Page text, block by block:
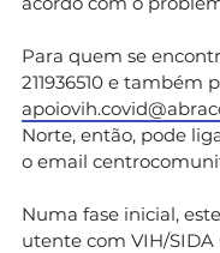
Para quem se
211936510 e também
Norte, então, pode
o email
Numa fase inicial,
utente com VIH/